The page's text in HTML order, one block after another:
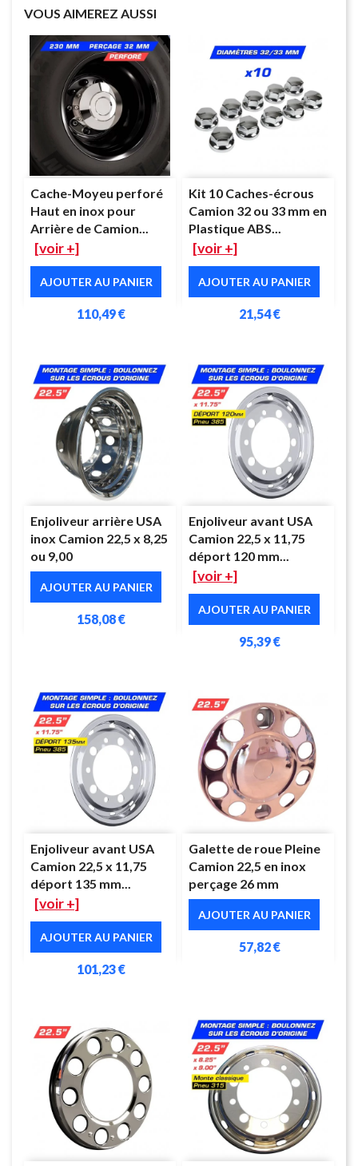
VOUS AIMEREZ AUSSI
Cache-Moyeu perforé
Haut en inox pour
Arrière de Camion...
[voir +]
AJOUTER AU PANIER
110,49 €
Kit 10 Caches-écrous
Camion 32 ou 33 mm en
Plastique ABS...
[voir +]
AJOUTER AU PANIER
21,54 €
Enjoliveur arrière USA
inox Camion 22,5 x 8,25
ou 9,00
AJOUTER AU PANIER
158,08 €
Enjoliveur avant USA
Camion 22,5 x 11,75
déport 120 mm...
[voir +]
AJOUTER AU PANIER
95,39 €
Enjoliveur avant USA
Camion 22,5 x 11,75
déport 135 mm...
[voir +]
AJOUTER AU PANIER
101,23 €
Galette de roue Pleine
Camion 22,5 en inox
perçage 26 mm
AJOUTER AU PANIER
57,82 €